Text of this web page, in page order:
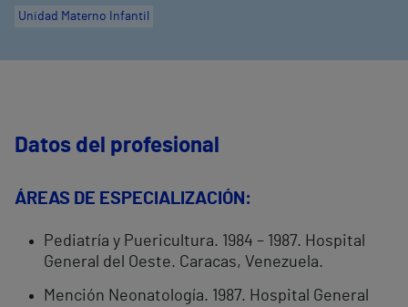
Unidad Materno Infantil
Datos del profesional
ÁREAS DE ESPECIALIZACIÓN:
Pediatría y Puericultura. 1984 – 1987. Hospital
General del Oeste. Caracas, Venezuela.
Mención Neonatología. 1987. Hospital General